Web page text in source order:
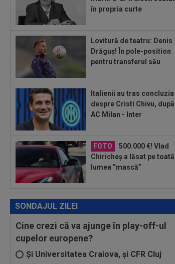
00:19
Jovo Lukic e în fața transferului
carierei
00:18 EXCLUSIV
Ilie Dumitrescu l-a
pus ”la zid” pe Becali, după decizia de la
FCSB: ”Te-ai...
00:17
Micael Leandro a murit, după ce a
00:04
Surpriza serii în Europa: rezultat
”strălucitor” pentru oaspeți în turul trei...
în propria curte
Lovitură de teatru: Denis
Drăguș! În pole-position
pentru transferul său
Italienii au tras concluzia
despre Cristi Chivu, după
AC Milan - Inter
FOTO
500.000 €! Vlad
Chiricheș a lăsat pe toată
lumea ”mască”
SONDAJUL ZILEI
Cine crezi că va ajunge în play-off-ul
cupelor europene?
Și Universitatea Craiova, și CFR Cluj